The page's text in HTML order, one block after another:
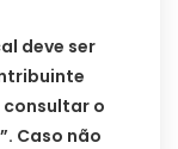
deve ser
consultar o
Caso não